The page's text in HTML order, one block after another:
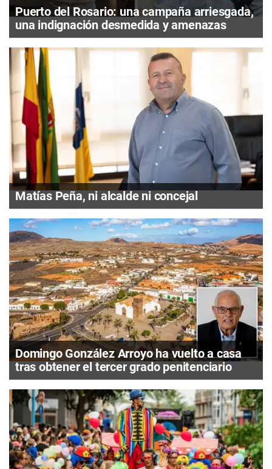
Puerto del Rosario: una campaña arriesgada,
una indignación desmedida y amenazas
Matías Peña, ni alcalde ni concejal
Domingo González Arroyo ha vuelto a casa
tras obtener el tercer grado penitenciario